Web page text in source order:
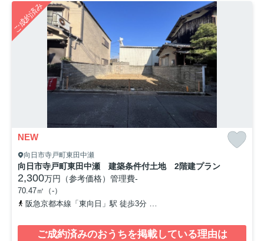
ご成約済み
NEW
向日市寺戸町東田中瀬
向日市寺戸町東田中瀬 建築条件付土地 2階建プラン
2,300万円（参考価格） 管理費-
70.47㎡（-）
阪急京都本線「東向日」駅 徒歩3分
ご成約済みのおうちを掲載している理由は